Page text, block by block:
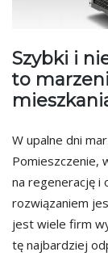
Szybki i
to
W upalne dni
Pomieszczenie,
na regenerację i
rozwiązaniem
jest wiele firm
tę najbardziej